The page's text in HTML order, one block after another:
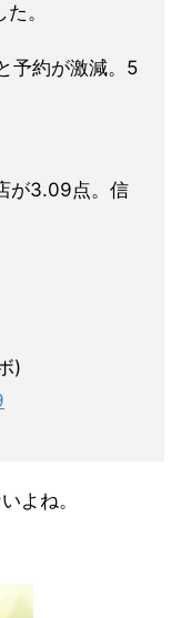
。
予約が激減。5
が3.09点。信
)
よね。